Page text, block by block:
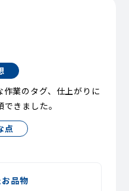
業のタグ、仕上がりに
きました。
点
品物